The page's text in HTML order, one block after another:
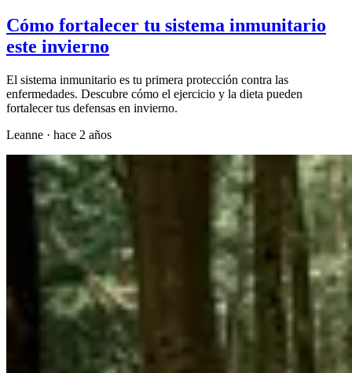
Cómo fortalecer tu sistema inmunitario
este invierno
El sistema inmunitario es tu primera protección contra las
enfermedades. Descubre cómo el ejercicio y la dieta pueden
fortalecer tus defensas en invierno.
Leanne · hace 2 años